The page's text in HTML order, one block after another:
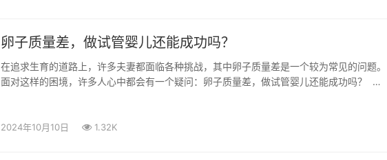
卵子质量差，做试管婴儿还能成功吗？
在追求生育的道路上，许多夫妻都面临各种挑战，其中卵子质量差是一个较为常见的问题。
面对这样的困境，许多人心中都会有一个疑问：卵子质量差，做试管婴儿还能成功吗？
2024年10月10日 1.32K